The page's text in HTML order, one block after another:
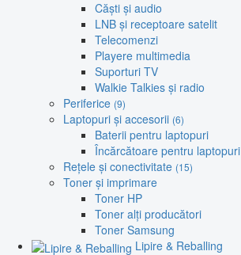
Căști și audio
LNB și receptoare satelit
Telecomenzi
Playere multimedia
Suporturi TV
Walkie Talkies și radio
Periferice (9)
Laptopuri și accesorii (6)
Baterii pentru laptopuri
Încărcătoare pentru laptopuri
Rețele și conectivitate (15)
Toner și imprimare
Toner HP
Toner alți producători
Toner Samsung
Lipire & Reballing